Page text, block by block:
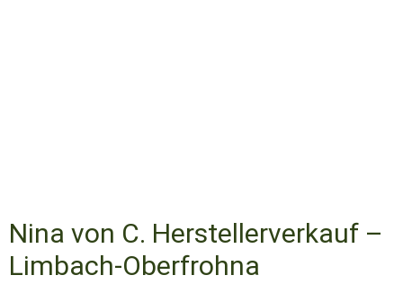
Nina von C. Herstellerverkauf –
Limbach-Oberfrohna